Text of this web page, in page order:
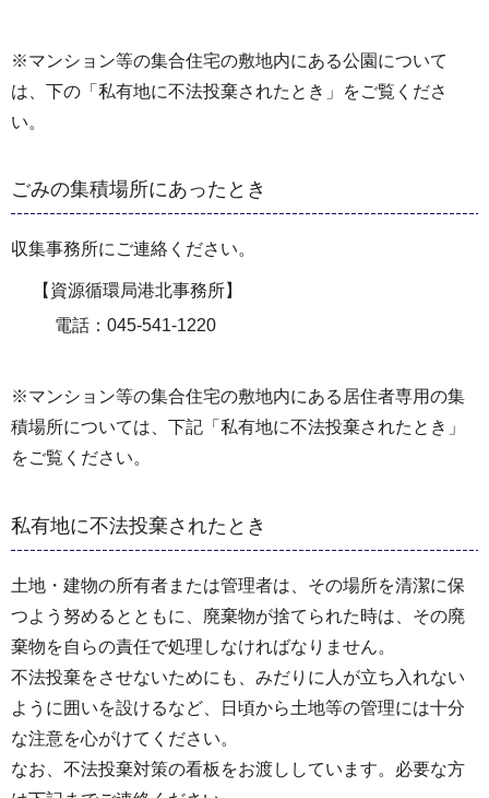
※マンション等の集合住宅の敷地内にある公園について
は、下の「私有地に不法投棄されたとき」をご覧くださ
い。
ごみの集積場所にあったとき
収集事務所にご連絡ください。
【資源循環局港北事務所】
電話：045-541-1220
※マンション等の集合住宅の敷地内にある居住者専用の集
積場所については、下記「私有地に不法投棄されたとき」
をご覧ください。
私有地に不法投棄されたとき
土地・建物の所有者または管理者は、その場所を清潔に保
つよう努めるとともに、廃棄物が捨てられた時は、その廃
棄物を自らの責任で処理しなければなりません。
不法投棄をさせないためにも、みだりに人が立ち入れない
ように囲いを設けるなど、日頃から土地等の管理には十分
な注意を心がけてください。
なお、不法投棄対策の看板をお渡ししています。必要な方